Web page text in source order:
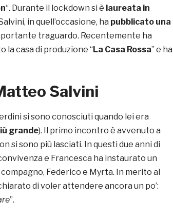
“. Durante il lockdown si è laureata in
in quell’occasione, ha pubblicato una
traguardo. Recentemente ha
la casa di produzione “La Casa Rossa” e ha
Salvini
si sono conosciuti quando lei era
grande). Il primo incontro è avvenuto a
si sono più lasciati. In questi due anni di
e Francesca ha instaurato un
Federico e Myrta. In merito al
di voler attendere ancora un po’:
”.